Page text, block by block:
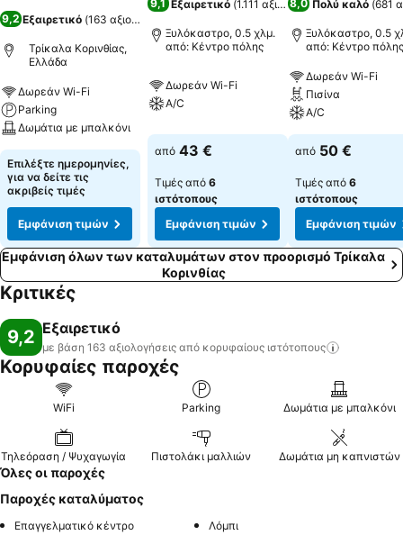
9,2 Εξαιρετικό (163 αξιολογήσεις
Τρίκαλα Κορινθίας,
Ελλάδα
Δωρεάν Wi-Fi
Parking
Δωμάτια με μπαλκόνι
Επιλέξτε ημερομηνίες,
για να δείτε τις
ακριβείς τιμές
Εμφάνιση τιμών
9,1 Εξαιρετικό (1.111 αξιολογήσεις)
Ξυλόκαστρο, 0.5 χλμ.
από: Κέντρο πόλης
Δωρεάν Wi-Fi
A/C
από 43 €
Τιμές από 6
ιστότοπους
Εμφάνιση τιμών
8,0 Πολύ καλό (681
Ξυλόκαστρο, 0.5
από: Κέντρο πόλης
Δωρεάν Wi-Fi
Πισίνα
A/C
από 50 €
Τιμές από 6
ιστότοπους
Εμφάνιση τιμών
Εμφάνιση όλων των καταλυμάτων στον προορισμό Τρίκαλα
Κορινθίας
Κριτικές
9,2 Εξαιρετικό
με βάση 163 αξιολογήσεις από κορυφαίους ιστότοπους
Κορυφαίες παροχές
WiFi Parking Δωμάτια με μπαλκόνι
Τηλεόραση / Ψυχαγωγία Πιστολάκι μαλλιών Δωμάτια μη καπνιστών
Όλες οι παροχές
Παροχές καταλύματος
Επαγγελματικό κέντρο
Λόμπι